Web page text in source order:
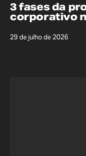
3 fases da
corporativo
29 de julho de 2026